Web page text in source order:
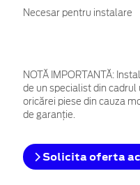
Necesar pentru instalare
NOTĂ IMPORTANTĂ:
de un specialist din
oricărei piese din cauza
de garanţie.
Solicita oferta